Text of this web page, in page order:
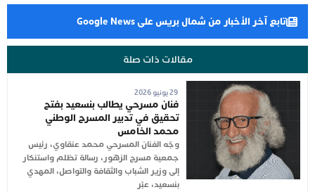
تابع آخر الأخبار من شمال بريس على Google News
مقالات ذات صلة
29 يونيو 2026
فنان مسرحي يطالب بنسعيد بفتح
تحقيق في تدبير المسرح الوطني
محمد الخامس
وجّه الفنان المسرحي محمد عنقاوي، رئيس
جمعية مسرح الزهور، رسالة تظلم واستنكار
إلى وزير الشباب والثقافة والتواصل، المهدي
بنسعيد، عبّر